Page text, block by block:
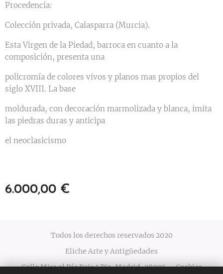
Procedencia:
Colección privada, Calasparra (Murcia).
Esta Virgen de la Piedad, barroca en cuanto a la
composición, presenta una
policromía de colores vivos y planos mas propios del
siglo XVIII. La base
moldurada, con decoración marmolizada y blanca, imita
las piedras duras y anticipa
el neoclasicismo
6.000,00 €
Todos los derechos reservados 2020
Eliche Arte y Antigüedades
Calle Mira el Río Baja 5 Bis, Madrid, 28005
Cookies